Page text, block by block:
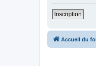
Inscription
Accueil du